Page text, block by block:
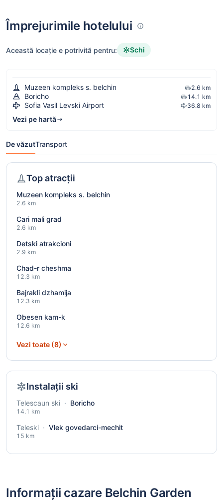
Împrejurimile hotelului
Această locație e potrivită pentru: Schi
Muzeen kompleks s. belchin 2.6 km
Boricho 14.1 km
Sofia Vasil Levski Airport 36.8 km
Vezi pe hartă
De văzutTransport
Top atracții
Muzeen kompleks s. belchin
2.6 km
Cari mali grad
2.6 km
Detski atrakcioni
2.9 km
Chad-r cheshma
12.3 km
Bajrakli dzhamija
12.3 km
Obesen kam-k
12.6 km
Vezi toate (8)
Instalații ski
Telescaun ski · Boricho
14.1 km
Teleski · Vlek govedarci-mechit
15 km
Informații cazare Belchin Garden